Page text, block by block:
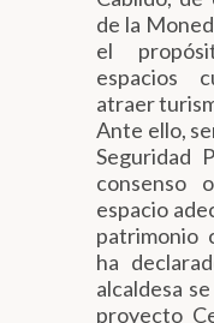
de la
el
espacios
atraer
Ante ello,
Seguridad
consenso
espacio
patrimonio
ha
alcaldesa
proyecto